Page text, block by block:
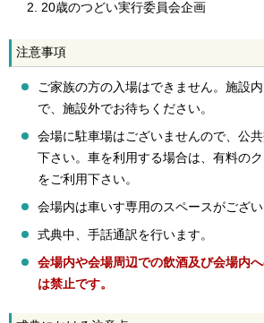
20歳のつどい実行委員会企画
注意事項
ご家族の方の入場はできません。施設
で、施設外でお待ちください。
会場に駐車場はございませんので、公
下さい。車を利用する場合は、有料の
をご利用下さい。
会場内は車いす専用のスペースがござい
式典中、手話通訳を行います。
会場内や会場周辺での飲酒及び会場内
は禁止です。